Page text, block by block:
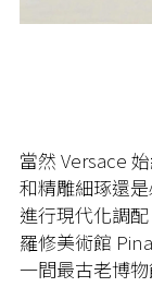
當然 Versace
和精雕細琢還
進行現代化調
羅修美術館
一間最古老博